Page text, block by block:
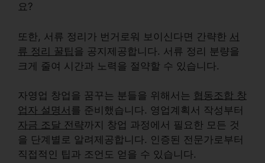
요?
또한, 서류 정리가 번거로워 보이신다면 간략한 서
류 정리 꿀팁 을 공지제공합니다. 서류 정리 분량을
크게 줄여 시간과 노력을 절약할 수 있습니다.
자영업 창업을 꿈꾸는 분들을 위해서는 협동조합 창
업자 설명서 를 준비했습니다. 영업계획서 작성부터
자금 조달 전략까지 창업 과정에서 필요한 모든 것
을 단계별로 알려제공합니다. 인증된 전문가로부터
직접적인 팁과 조언도 얻을 수 있습니다.